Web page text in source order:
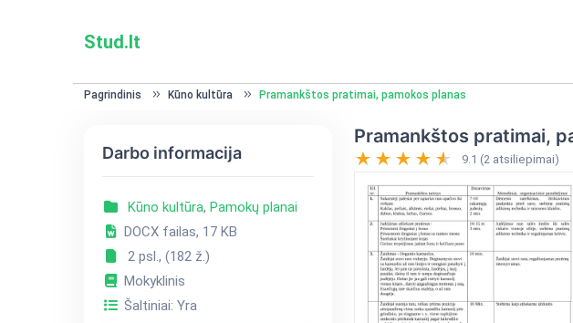
Stud.lt
Pagrindinis Kūno kultūra Pramankštos pratimai, pamokos planas
Darbo informacija
Kūno kultūra, Pamokų planai
DOCX failas, 17 KB
2 psl., (182 ž.)
Mokyklinis
Šaltiniai: Yra
Pramankštos pratimai,
9.1 (2 atsiliepimai)